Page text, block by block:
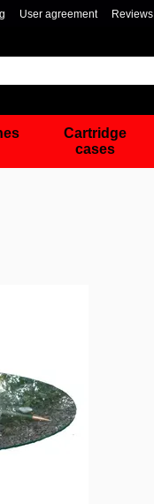
User agreement Reviews
Cartridge
cases